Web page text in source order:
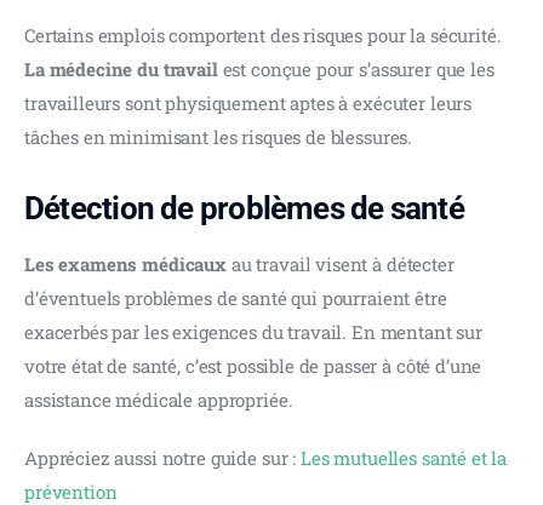
Certains emplois comportent des risques pour la sécurité.
La médecine du travail est conçue pour s’assurer que les
travailleurs sont physiquement aptes à exécuter leurs
tâches en minimisant les risques de blessures.
Détection de problèmes de santé
Les examens médicaux au travail visent à détecter
d’éventuels problèmes de santé qui pourraient être
exacerbés par les exigences du travail. En mentant sur
votre état de santé, c’est possible de passer à côté d’une
assistance médicale appropriée.
Appréciez aussi notre guide sur : Les mutuelles santé et la
prévention